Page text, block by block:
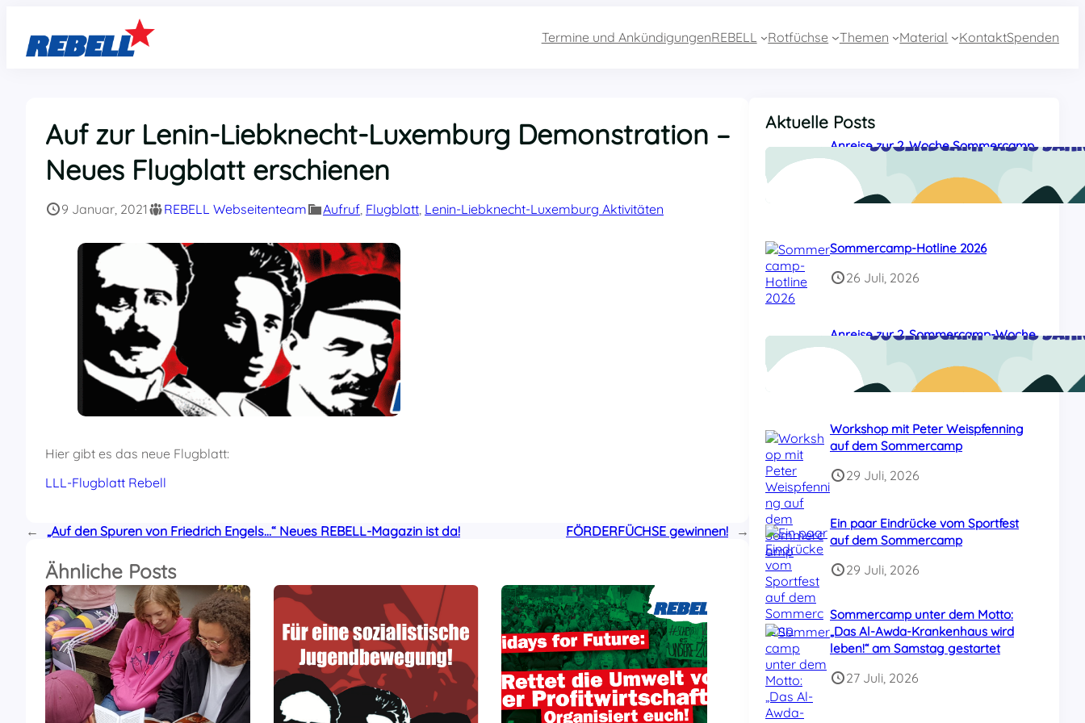
springen
Termine und AnkündigungenREBELL Rotfüchse Themen Material KontaktSpenden
Auf zur Lenin-Liebknecht-Luxemburg Demonstration –
Neues Flugblatt erschienen
9 Januar, 2021 REBELL Webseitenteam Aufruf Flugblatt Lenin-Liebknecht-Luxemburg Aktivitäten
Hier gibt es das neue Flugblatt:
LLL-Flugblatt Rebell
← „Auf den Spuren von Friedrich Engels…“ Neues REBELL-Magazin ist da! FÖRDERFÜCHSE gewinnen! →
Ähnliche Posts
Aktuelle Posts
Anreise zur 2. Woche Sommercamp
aus Essen mit dem Zug
27 Juli, 2026
Sommercamp-Hotline 2026
26 Juli, 2026
Anreise zur 2. Sommercamp-Woche
aus Baden-Württemberg
24 Juli, 2026
Workshop mit Peter Weispfenning
auf dem Sommercamp
29 Juli, 2026
Ein paar Eindrücke vom Sportfest
auf dem Sommercamp
29 Juli, 2026
Sommercamp unter dem Motto:
„Das Al-Awda-Krankenhaus wird
leben!“ am Samstag gestartet
27 Juli, 2026